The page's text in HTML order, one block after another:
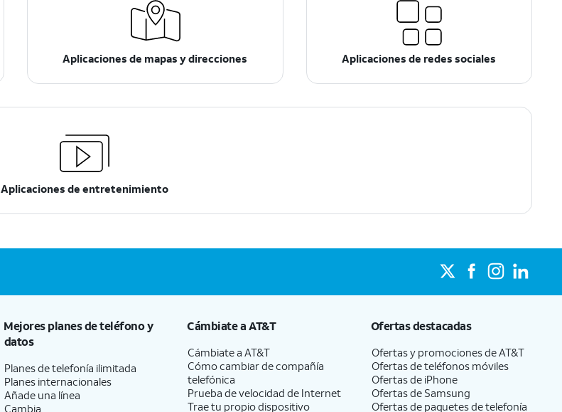
Aplicaciones de mapas y direcciones Aplicaciones de redes sociales
Aplicaciones de entretenimiento
Mejores planes de teléfono y
datos
Planes de telefonía ilimitada
Planes internacionales
Añade una línea
Cambia
Cámbiate aAT&T
Cámbiate aAT&T
Cómo cambiar de compañía
telefónica
Prueba de velocidad de Internet
Trae tu propio dispositivo
Ofertas destacadas
Ofertas y promociones deAT&T
Ofertas de teléfonos móviles
Ofertas de iPhone
Ofertas de Samsung
Ofertas de paquetes de telefonía